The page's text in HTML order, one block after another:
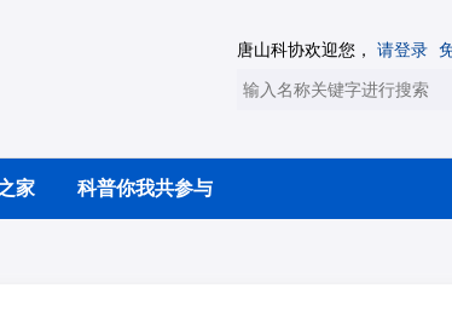
唐山科协欢迎您， 请登录
家 科普你我共参与